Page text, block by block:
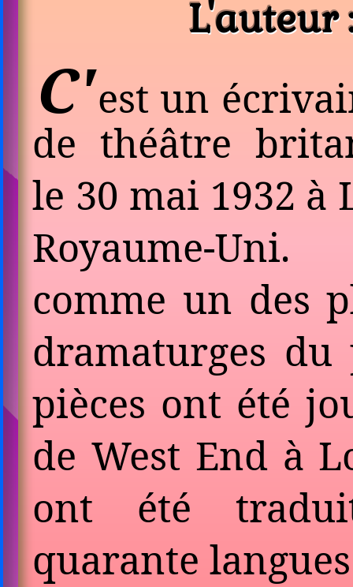
L'auteur
C'est un
de théâtre
le 30 mai 1932 à
Royaume-Uni.
comme un des
dramaturges du
pièces ont été
de West End à
ont été
quarante